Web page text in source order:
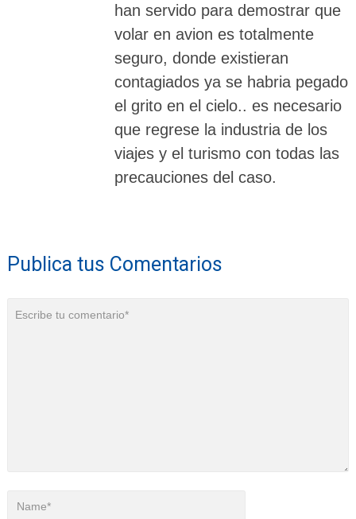
han servido para demostrar que
volar en avion es totalmente
seguro, donde existieran
contagiados ya se habria pegado
el grito en el cielo.. es necesario
que regrese la industria de los
viajes y el turismo con todas las
precauciones del caso.
Publica tus Comentarios